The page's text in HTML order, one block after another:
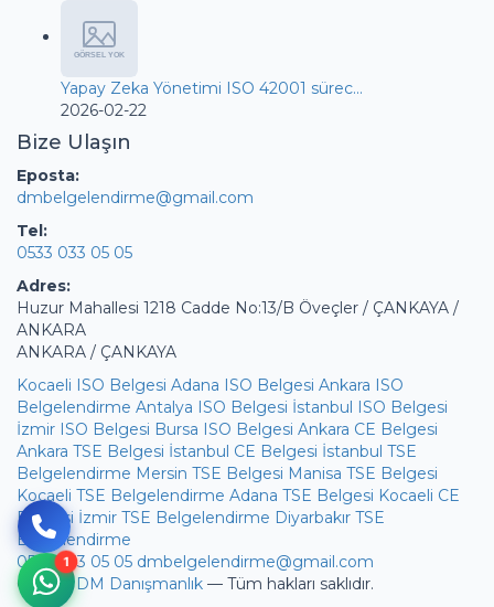
Yapay Zeka Yönetimi ISO 42001 sürec...
2026-02-22
Bize Ulaşın
Eposta:
dmbelgelendirme@gmail.com
Tel:
0533 033 05 05
Adres:
Huzur Mahallesi 1218 Cadde No:13/B Öveçler / ÇANKAYA /
ANKARA
ANKARA / ÇANKAYA
Kocaeli ISO Belgesi Adana ISO Belgesi Ankara ISO
Belgelendirme Antalya ISO Belgesi İstanbul ISO Belgesi
İzmir ISO Belgesi Bursa ISO Belgesi Ankara CE Belgesi
Ankara TSE Belgesi İstanbul CE Belgesi İstanbul TSE
Belgelendirme Mersin TSE Belgesi Manisa TSE Belgesi
Kocaeli TSE Belgelendirme Adana TSE Belgesi Kocaeli CE
Belgesi İzmir TSE Belgelendirme Diyarbakır TSE
Belgelendirme
0533 033 05 05 dmbelgelendirme@gmail.com
© 2026DM Danışmanlık — Tüm hakları saklıdır.